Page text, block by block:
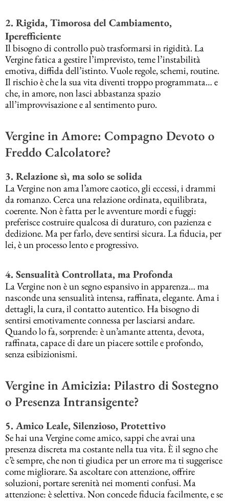
2. Rigida, Timorosa del Cambiamento,
Iperefficiente
Il bisogno di controllo può trasformarsi in rigidità. La
Vergine fatica a gestire l’imprevisto, teme l’instabilità
emotiva, diffida dell’istinto. Vuole regole, schemi, routine.
Il rischio è che la sua vita diventi troppo programmata… e
che, in amore, non lasci abbastanza spazio
all’improvvisazione e al sentimento puro.
Vergine in Amore: Compagno Devoto o
Freddo Calcolatore?
3. Relazione sì, ma solo se solida
La Vergine non ama l’amore caotico, gli eccessi, i drammi
da romanzo. Cerca una relazione ordinata, equilibrata,
coerente. Non è fatta per le avventure mordi e fuggi:
preferisce costruire qualcosa di duraturo, con pazienza e
dedizione. Ma per farlo, deve sentirsi sicura. La fiducia, per
lei, è un processo lento e progressivo.
4. Sensualità Controllata, ma Profonda
La Vergine non è un segno espansivo in apparenza… ma
nasconde una sensualità intensa, raffinata, elegante. Ama i
dettagli, la cura, il contatto autentico. Ha bisogno di
sentirsi emotivamente connessa per lasciarsi andare.
Quando lo fa, sorprende: è un’amante attenta, devota,
raffinata, capace di dare un piacere sottile e profondo,
senza esibizionismi.
Vergine in Amicizia: Pilastro di Sostegno
o Presenza Intransigente?
5. Amico Leale, Silenzioso, Protettivo
Se hai una Vergine come amico, sappi che avrai una
presenza discreta ma costante nella tua vita. È il segno che
c’è sempre, che non ti giudica per un errore ma ti suggerisce
come migliorare. Sa ascoltare con attenzione, offrire
soluzioni, portare serenità nei momenti confusi. Ma
attenzione: è selettiva. Non concede fiducia facilmente, e se